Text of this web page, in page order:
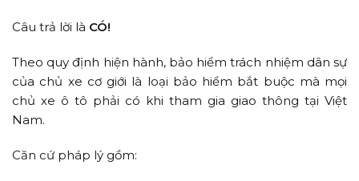
Câu trả lời là CÓ!
Theo quy định hiện hành, bảo hiểm trách nhiệm dân sự
của chủ xe cơ giới là loại bảo hiểm bắt buộc mà mọi
chủ xe ô tô phải có khi tham gia giao thông tại Việt
Nam.
Căn cứ pháp lý gồm: